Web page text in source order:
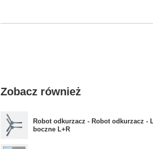
Zobacz również
Robot odkurzacz - Robot odkurzacz -
boczne L+R